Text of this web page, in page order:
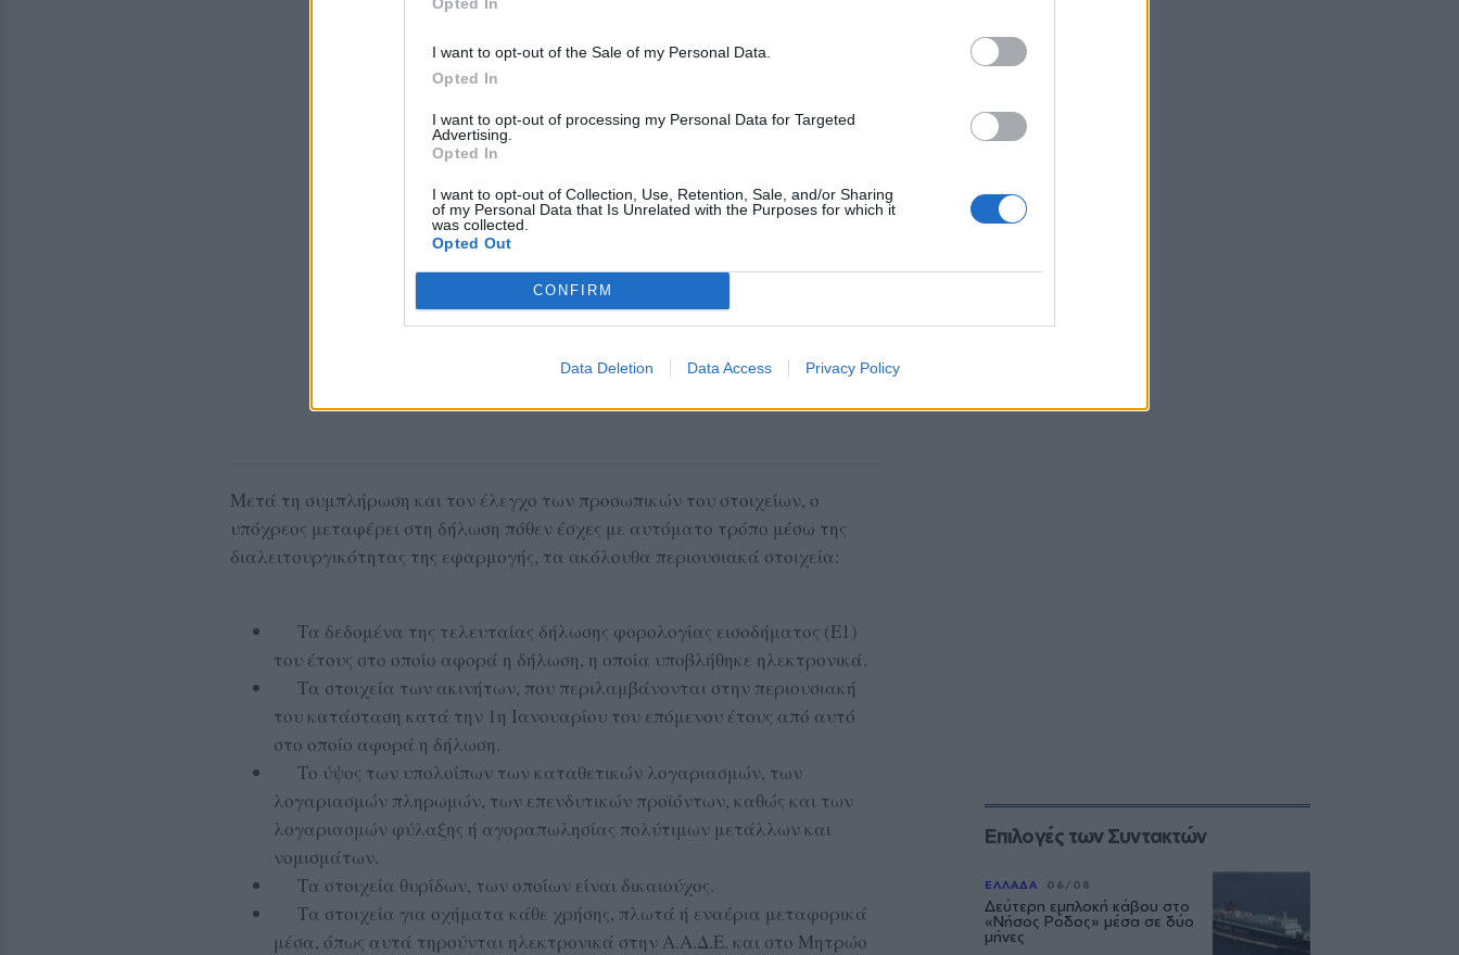
I want to opt-out of the Sale of my Personal Data.
Opted In
I want to opt-out of processing my Personal Data for Targeted
Advertising.
Opted In
I want to opt-out of Collection, Use, Retention, Sale, and/or Sharing
of my Personal Data that Is Unrelated with the Purposes for which it
was collected.
Opted Out
CONFIRM
Data Deletion Data Access Privacy Policy
Μετά τη συμπλήρωση και τον έλεγχο των προσωπικών του στοιχείων, ο
υπόχρεος μεταφέρει στη δήλωση πόθεν έσχες με αυτόματο τρόπο μέσω της
διαλειτουργικότητας της εφαρμογής, τα ακόλουθα περιουσιακά στοιχεία:
Τα δεδομένα της τελευταίας δήλωσης φορολογίας εισοδήματος (Ε1)
του έτους στο οποίο αφορά η δήλωση, η οποία υποβλήθηκε ηλεκτρονικά.
Τα στοιχεία των ακινήτων, που περιλαμβάνονται στην περιουσιακή
του κατάσταση κατά την 1η Ιανουαρίου του επόμενου έτους από αυτό
στο οποίο αφορά η δήλωση.
Το ύψος των υπολοίπων των καταθετικών λογαριασμών, των
λογαριασμών πληρωμών, των επενδυτικών προϊόντων, καθώς και των
λογαριασμών φύλαξης ή αγοραπωλησίας πολύτιμων μετάλλων και
νομισμάτων.
Τα στοιχεία θυρίδων, των οποίων είναι δικαιούχος.
Τα στοιχεία για οχήματα κάθε χρήσης, πλωτά ή εναέρια μεταφορικά
μέσα, όπως αυτά τηρούνται ηλεκτρονικά στην Α.Α.Δ.Ε. και στο Μητρώο
Επιλογές των Συντακτών
ΕΛΛΑΔΑ 06/08
Δεύτερη εμπλοκή κάβου στο
«Νήσος Ρόδος» μέσα σε δύο
μήνες